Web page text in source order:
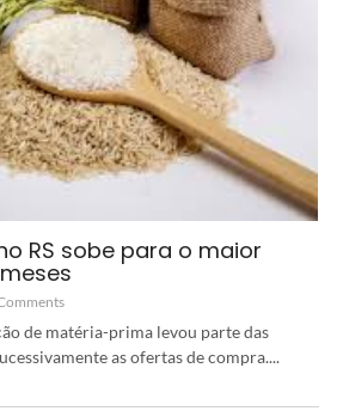
RS sobe para o maior
de matéria-prima levou parte das
as ofertas de compra....